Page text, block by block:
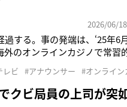
2026/06/
する。事の発端は、‘25年6
のオンラインカジノで常習
判では、総額約6億円の掛け
レビ #アナウンサー #オンライン
クビ局員の上司が突